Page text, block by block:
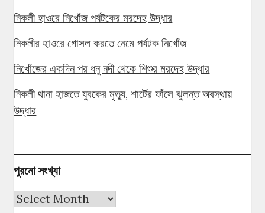
নিকলী হাওরে নিখোঁজ পর্যটকের মরদেহ উদ্ধার
নিকলীর হাওরে গোসল করতে নেমে পর্যটক নিখোঁজ
নিখোঁজের একদিন পর ধনু নদী থেকে শিশুর মরদেহ উদ্ধার
নিকলী থানা হাজতে যুবকের মৃত্যু, শার্টের ফাঁসে ঝুলন্ত অবস্থায়
উদ্ধার
পুরনো সংখ্যা
পুরনো